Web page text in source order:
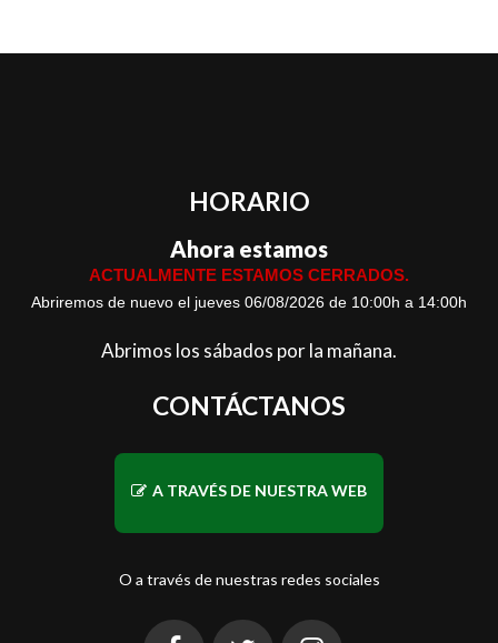
HORARIO
Ahora estamos
ACTUALMENTE ESTAMOS CERRADOS.
Abriremos de nuevo el jueves 06/08/2026 de 10:00h a 14:00h
Abrimos los sábados por la mañana.
CONTÁCTANOS
A TRAVÉS DE NUESTRA WEB
O a través de nuestras redes sociales